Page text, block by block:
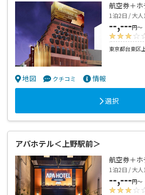
航空券＋ホ
1泊2日 / 大人
--,---円～
東京都台東区
地図 クチコミ 情報
選択
アパホテル＜上野駅前＞
航空券＋ホ
1泊2日 / 大人
--,---円～